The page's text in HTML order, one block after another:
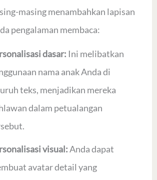
masing menambahkan lapisan
pengalaman membaca:
dasar: Ini melibatkan
nama anak Anda di
teks, menjadikan mereka
dalam petualangan
visual:Anda dapat
avatar detail yang